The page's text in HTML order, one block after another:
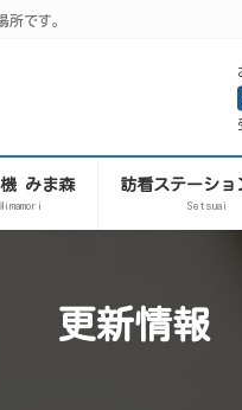
所です。
みま森
Mimamori
訪看ステーシ
Setsuai
更新情報